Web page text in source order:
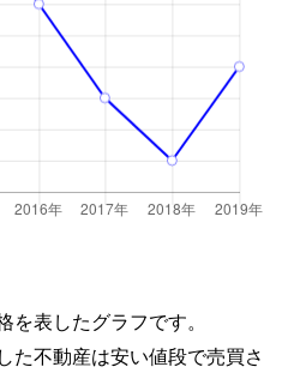
表したグラフです。
た不動産は安い値段で売買さ